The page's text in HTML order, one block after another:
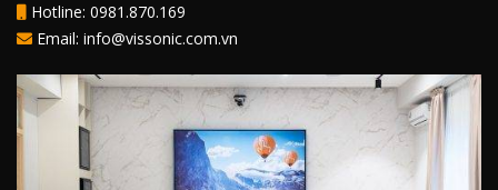
Hotline: 0981.870.169
Email: info@vissonic.com.vn